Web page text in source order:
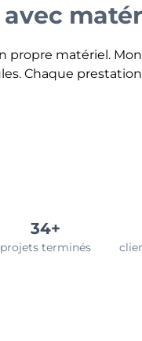
propre matériel.
Chaque
34+
projets terminés